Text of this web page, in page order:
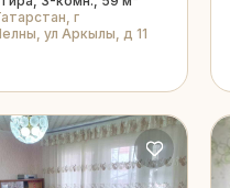
г
ул Аркылы, д 11